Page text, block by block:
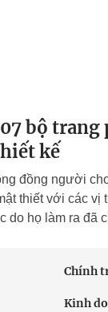
bộ trang
kế
đồng người
thiết với các vị
do họ làm ra đã
Chính
Kinh